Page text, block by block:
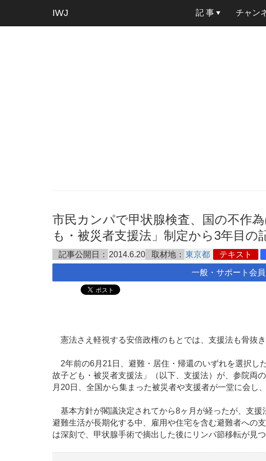
IWJ 記 事 チャン
市民カンパで甲状腺検査、国の不作
も・被災者支援法」制定から3年目の
記事公開日： 2014.6.20 取材地： 東京都 テキスト
一般・サポート会
憲法さえ軽視する安倍政権のもとでは、支援法も骨抜
2年前の6月21日、避難・居住・帰還のいずれを選択し
故子ども・被災者支援法」（以下、支援法）が、参院両
月20日、全国から集まった被災者や支援者が一堂に会し
基本方針が閣議決定されてから8ヶ月が経ったが、支援
避難生活が長期化する中、雇用や住宅を含む避難者への
は深刻で、甲状腺手術で摘出した後にリンパ節移転が見